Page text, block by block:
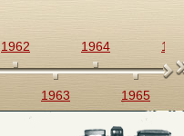
1962
1963
1964
1965
1966